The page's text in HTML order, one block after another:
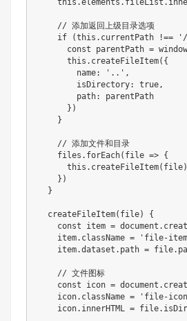
    // 添加返回上级目录选项
if (this.currentPath !==
const parentPath =
      this.createFileItem({
        name: '..',
        isDirectory: true,
        path: parentPath
      })
    }
    // 添加文件和目录
    files.forEach(file => {
      this.createFileItem(file)
    })
  }
  createFileItem(file) {
const item =
item.className = 'file-
item.dataset.path =
    // 文件图标
const icon =
icon.className = 'file-
icon.innerHTML =